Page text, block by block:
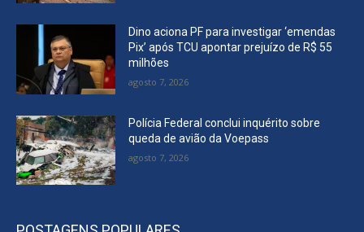
Dino aciona PF para investigar ‘emendas
Pix’ após TCU apontar prejuízo de R$ 55
milhões
agosto 7, 2026
Polícia Federal conclui inquérito sobre
queda de avião da Voepass
agosto 7, 2026